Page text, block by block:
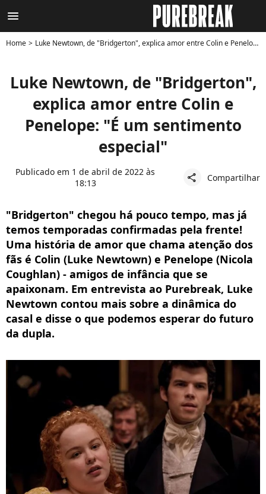
menu
Home Luke Newtown, de "Bridgerton", explica amor entre Colin e Penelope: "É um sentimento especial"
Luke Newtown, de "Bridgerton",
explica amor entre Colin e
Penelope: "É um sentimento
especial"
Publicado em 1 de abril de 2022 às
18:13
share Compartilhar
"Bridgerton" chegou há pouco tempo, mas já
temos temporadas confirmadas pela frente!
Uma história de amor que chama atenção dos
fãs é Colin (Luke Newtown) e Penelope (Nicola
Coughlan) - amigos de infância que se
apaixonam. Em entrevista ao Purebreak, Luke
Newtown contou mais sobre a dinâmica do
casal e disse o que podemos esperar do futuro
da dupla.